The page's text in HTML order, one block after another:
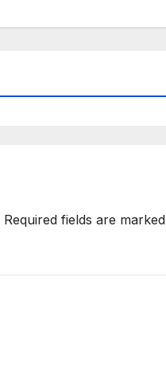
Required fields are marked